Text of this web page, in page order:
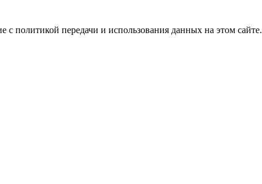
с политикой передачи и использования данных на этом сайте.